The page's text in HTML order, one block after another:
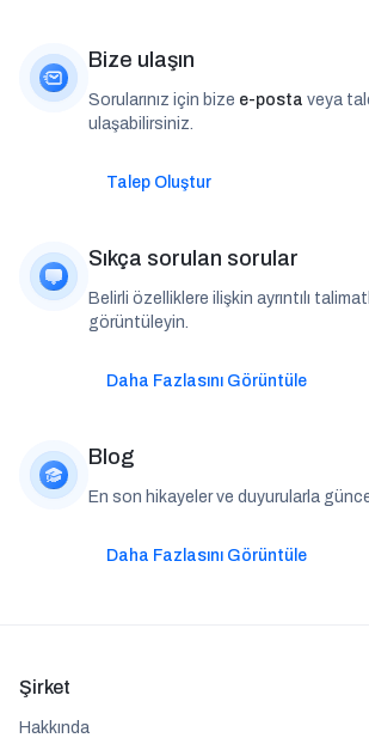
Bize ulaşın
Sorularınız için bize e-posta veya
ulaşabilirsiniz.
Talep Oluştur
Sıkça sorulan sorular
Belirli özelliklere ilişkin ayrıntılı
görüntüleyin.
Daha Fazlasını Görüntüle
Blog
En son hikayeler ve duyurularla
Daha Fazlasını Görüntüle
Şirket
Hakkında